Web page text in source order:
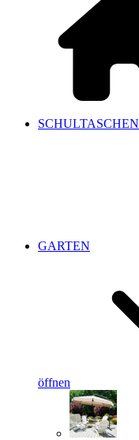
SCHULTASCHEN
GARTEN
öffnen